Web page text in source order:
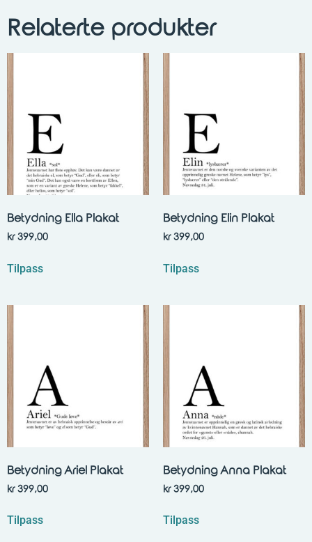
Relaterte produkter
Betydning Ella Plakat
kr399,00
Tilpass
Betydning Elin Plakat
kr399,00
Tilpass
Betydning Ariel Plakat
kr399,00
Tilpass
Betydning Anna Plakat
kr399,00
Tilpass